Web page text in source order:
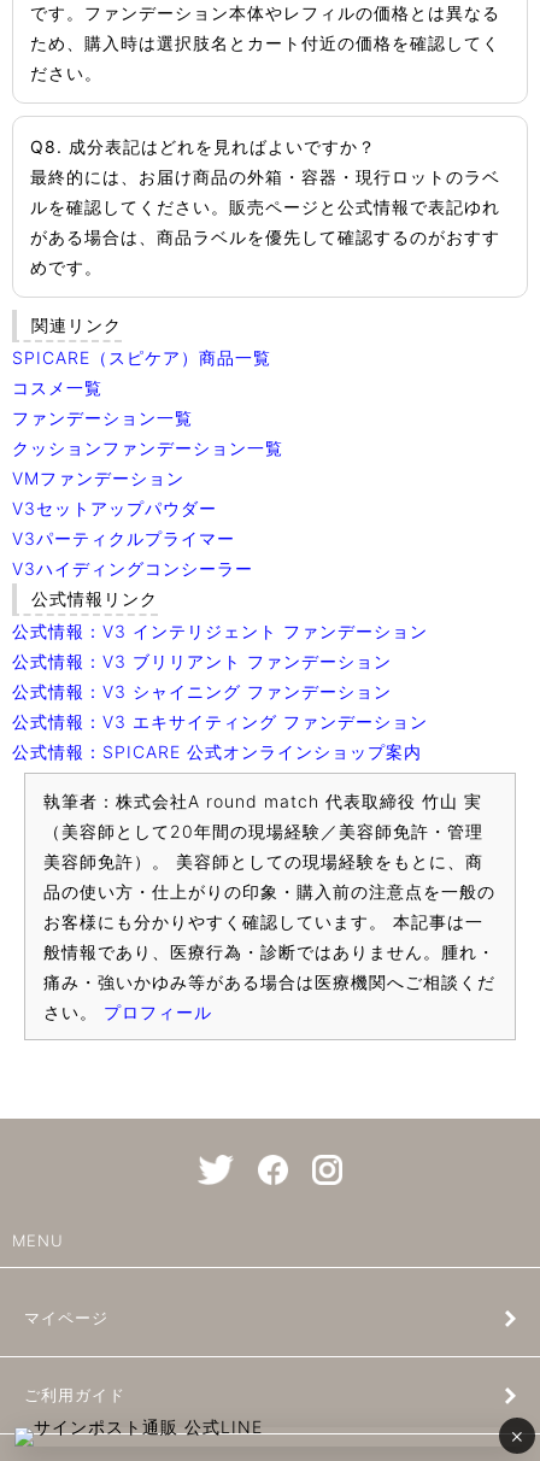
です。ファンデーション本体やレフィルの価格とは異なる
ため、購入時は選択肢名とカート付近の価格を確認してく
ださい。
Q8. 成分表記はどれを見ればよいですか？
最終的には、お届け商品の外箱・容器・現行ロットのラベ
ルを確認してください。販売ページと公式情報で表記ゆれ
がある場合は、商品ラベルを優先して確認するのがおすす
めです。
関連リンク
SPICARE（スピケア）商品一覧
コスメ一覧
ファンデーション一覧
クッションファンデーション一覧
VMファンデーション
V3セットアップパウダー
V3パーティクルプライマー
V3ハイディングコンシーラー
公式情報リンク
公式情報：V3 インテリジェント ファンデーション
公式情報：V3 ブリリアント ファンデーション
公式情報：V3 シャイニング ファンデーション
公式情報：V3 エキサイティング ファンデーション
公式情報：SPICARE 公式オンラインショップ案内
執筆者：株式会社A round match 代表取締役 竹山 実
（美容師として20年間の現場経験／美容師免許・管理
美容師免許）。 美容師としての現場経験をもとに、商
品の使い方・仕上がりの印象・購入前の注意点を一般の
お客様にも分かりやすく確認しています。 本記事は一
般情報であり、医療行為・診断ではありません。腫れ・
痛み・強いかゆみ等がある場合は医療機関へご相談くだ
さい。 プロフィール
MENU
マイページ
ご利用ガイド
×